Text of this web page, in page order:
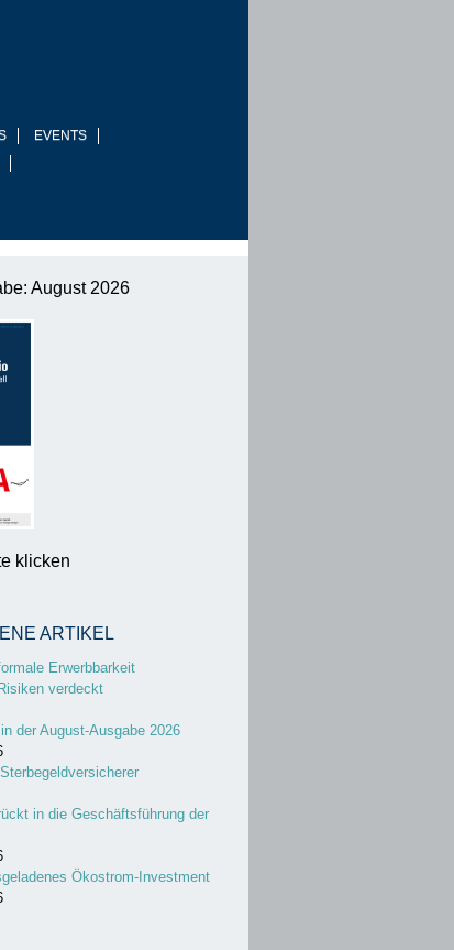
EVENTS
August 2026
klicken
ARTIKEL
Erwerbbarkeit
verdeckt
der August-Ausgabe 2026
in die Geschäftsführung der
Ökostrom-Investment